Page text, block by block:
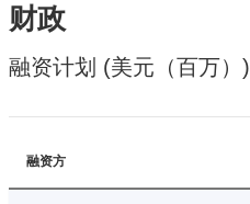
财政
融资计划 (美元（百万）)
融资方